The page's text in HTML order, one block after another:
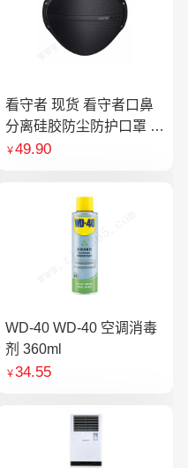
看守者 现货 看守者口鼻
分离硅胶防尘防护口罩 1
个口罩含10片滤芯
￥49.90
WD-40 WD-40 空调消毒
剂 360ml
￥34.55